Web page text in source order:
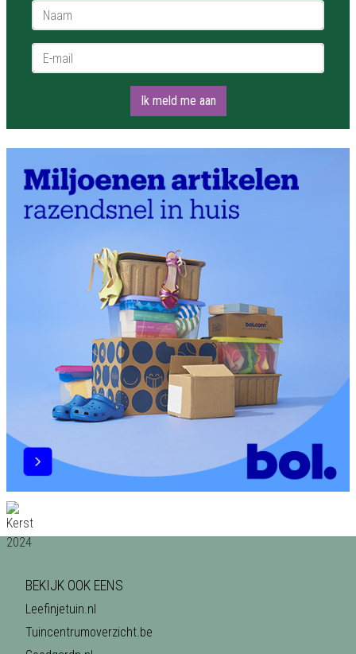
Naam *
E-mail *
Ik meld me aan
BEKIJK OOK EENS
Leefinjetuin.nl
Tuincentrumoverzicht.be